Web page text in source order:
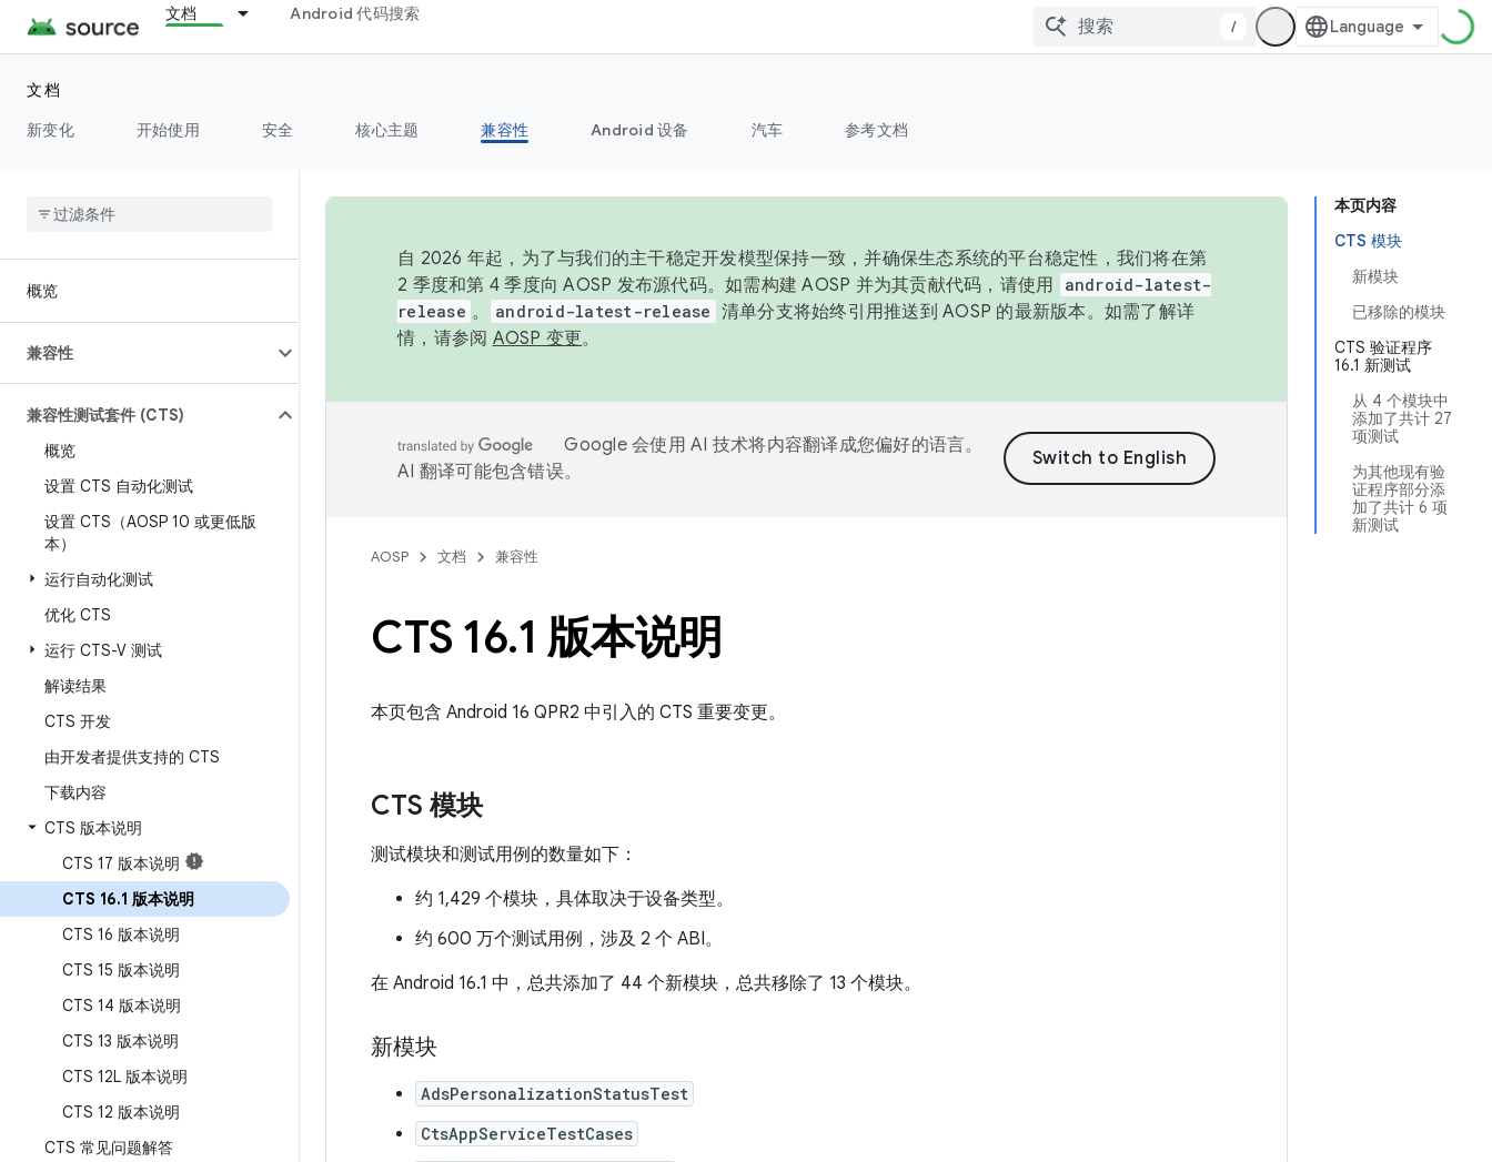
文档 Android 代码搜索
/
文档
新变化
开始使用 安全 核心主题 兼容性 Android 设备 汽车 参考文档
概览
兼容性
兼容性测试套件 (CTS)
概览
设置 CTS 自动化测试
设置 CTS（AOSP 10 或更低版
本）
运行自动化测试
优化 CTS
运行 CTS-V 测试
解读结果
CTS 开发
由开发者提供支持的 CTS
下载内容
CTS 版本说明
CTS 17 版本说明
CTS 16.1 版本说明
CTS 16 版本说明
CTS 15 版本说明
CTS 14 版本说明
CTS 13 版本说明
CTS 12L 版本说明
CTS 12 版本说明
CTS 常见问题解答
本页内容
CTS 模块
新模块
已移除的模块
CTS 验证程序
16.1 新测试
从 4 个模块中
添加了共计 27
项测试
为其他现有验
证程序部分添
加了共计 6 项
新测试
自 2026 年起，为了与我们的主干稳定开发模型保持一致，并确保生态系统的平台稳定性，我们将在第
2 季度和第 4 季度向 AOSP 发布源代码。如需构建 AOSP 并为其贡献代码，请使用
android-latest-
release 。 android-latest-release 清单分支将始终引用推送到 AOSP 的最新版本。如需了解详
情，请参阅 AOSP 变更。
Google 会使用 AI 技术将内容翻译成您偏好的语言。
AI 翻译可能包含错误。
AOSP 文档 兼容性
CTS 16.1 版本说明
本页包含 Android 16 QPR2 中引入的 CTS 重要变更。
CTS 模块
测试模块和测试用例的数量如下：
约 1,429 个模块，具体取决于设备类型。
约 600 万个测试用例，涉及 2 个 ABI。
在 Android 16.1 中，总共添加了 44 个新模块，总共移除了 13 个模块。
新模块
AdsPersonalizationStatusTest
CtsAppServiceTestCases